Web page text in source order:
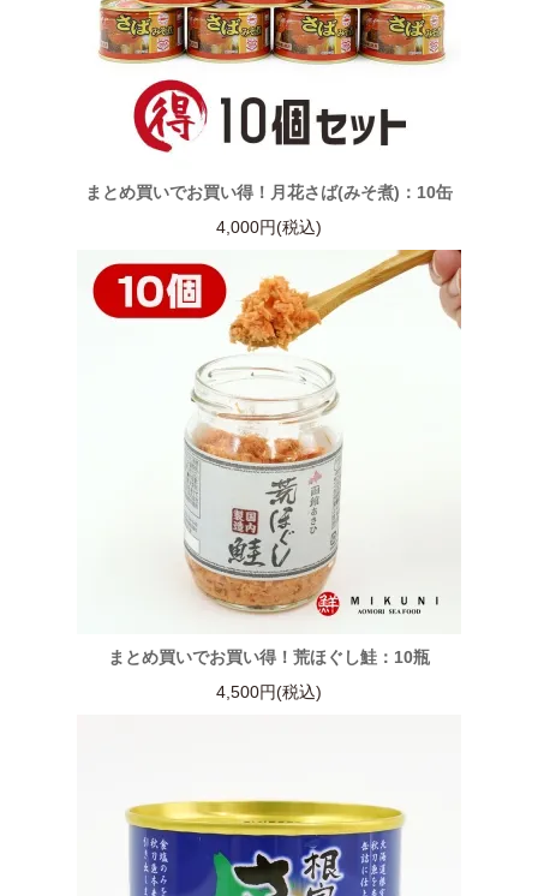
まとめ買いでお買い得！月花さば(みそ煮)：10缶
4,000円(税込)
まとめ買いでお買い得！荒ほぐし鮭：10瓶
4,500円(税込)